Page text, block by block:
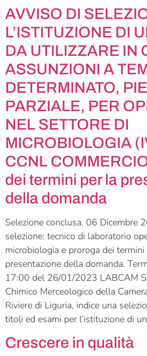
AVVISO DI
L’ISTITUZIONE DI
DA UTILIZZARE IN
ASSUNZIONI A
DETERMINATO,
PARZIALE, PER
NEL SETTORE DI
MICROBIOLOGIA
CCNL
dei termini per la
della domanda
Selezione conclusa. 06 Dicembre
selezione: tecnico di laboratorio
microbiologia e proroga dei termini
presentazione della domanda.
17:00 del 26/01/2023 LABCAM
Chimico Merceologico della
Riviere di Liguria, indice una
titoli ed esami per l’istituzione di
Crescere in qualità